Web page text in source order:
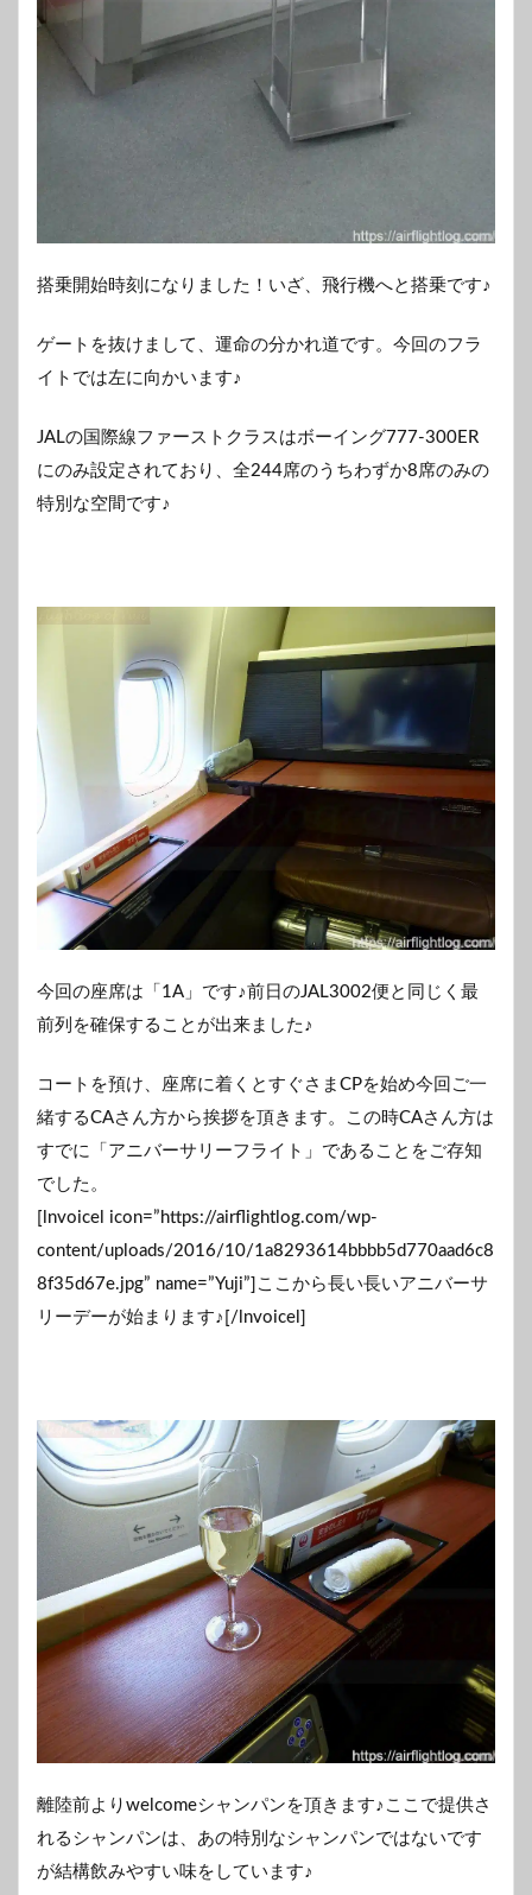
搭乗開始時刻になりました！いざ、飛行機へと搭乗です♪
ゲートを抜けまして、運命の分かれ道です。今回のフラ
イトでは左に向かいます♪
JALの国際線ファーストクラスはボーイング777-300ER
にのみ設定されており、全244席のうちわずか8席のみの
特別な空間です♪
今回の座席は「1A」です♪前日のJAL3002便と同じく最
前列を確保することが出来ました♪
コートを預け、座席に着くとすぐさまCPを始め今回ご一
緒するCAさん方から挨拶を頂きます。この時CAさん方は
すでに「アニバーサリーフライト」であることをご存知
でした。
[lnvoicel icon=”https://airflightlog.com/wp-
content/uploads/2016/10/1a8293614bbbb5d770aad6c8
8f35d67e.jpg” name=”Yuji”]ここから長い長いアニバーサ
リーデーが始まります♪[/lnvoicel]
離陸前よりwelcomeシャンパンを頂きます♪ここで提供さ
れるシャンパンは、あの特別なシャンパンではないです
が結構飲みやすい味をしています♪